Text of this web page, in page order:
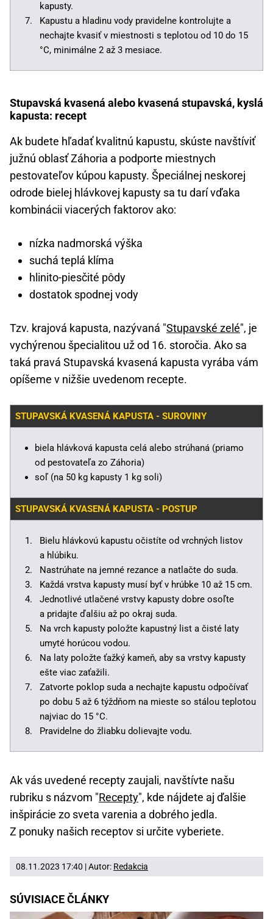
kapusty.
Kapustu a hladinu vody pravidelne kontrolujte a
nechajte kvasiť v miestnosti s teplotou od 10 do 15
°C, minimálne 2 až 3 mesiace.
Stupavská kvasená alebo kvasená stupavská, kyslá
kapusta: recept
Ak budete hľadať kvalitnú kapustu, skúste navštíviť
južnú oblasť Záhoria a podporte miestnych
pestovateľov kúpou kapusty. Špeciálnej neskorej
odrode bielej hlávkovej kapusty sa tu darí vďaka
kombinácii viacerých faktorov ako:
nízka nadmorská výška
suchá teplá klíma
hlinito-piesčité pôdy
dostatok spodnej vody
Tzv. krajová kapusta, nazývaná "Stupavské zelé", je
vychýrenou špecialitou už od 16. storočia. Ako sa
taká pravá Stupavská kvasená kapusta vyrába vám
opíšeme v nižšie uvedenom recepte.
STUPAVSKÁ KVASENÁ KAPUSTA - SUROVINY
biela hlávková kapusta celá alebo strúhaná (priamo
od pestovateľa zo Záhoria)
soľ (na 50 kg kapusty 1 kg soli)
STUPAVSKÁ KVASENÁ KAPUSTA - POSTUP
Bielu hlávkovú kapustu očistíte od vrchných listov
a hlúbiku.
Nastrúhate na jemné rezance a natlačte do suda.
Každá vrstva kapusty musí byť v hrúbke 10 až 15 cm.
Jednotlivé utlačené vrstvy kapusty dobre osoľte
a pridajte ďalšiu až po okraj suda.
Na vrch kapusty položte kapustný list a čisté laty
umyté horúcou vodou.
Na laty položte ťažký kameň, aby sa vrstvy kapusty
ešte viac zaťažili.
Zatvorte poklop suda a nechajte kapustu odpočívať
po dobu 5 až 6 týždňom na mieste so stálou teplotou
najviac do 15 °C.
Pravidelne do žliabku dolievajte vodu.
Ak vás uvedené recepty zaujali, navštívte našu
rubriku s názvom "Recepty", kde nájdete aj ďalšie
inšpirácie zo sveta varenia a dobrého jedla.
Z ponuky našich receptov si určite vyberiete.
08.11.2023 17:40 | Autor: Redakcia
SÚVISIACE ČLÁNKY